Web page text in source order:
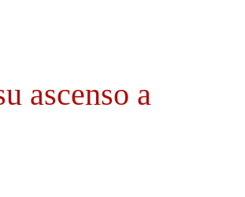
ascenso a